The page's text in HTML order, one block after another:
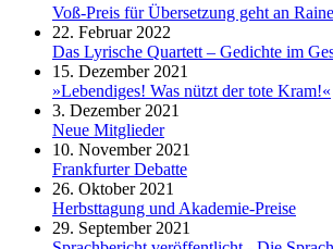
Voß-Preis für Übersetzung geht an
22. Februar 2022
Das Lyrische Quartett – Gedichte im
15. Dezember 2021
»Lebendiges! Was nützt der tote Kram!«
3. Dezember 2021
Neue Mitglieder
10. November 2021
Frankfurter Debatte
26. Oktober 2021
Herbsttagung und Akademie-Preise
29. September 2021